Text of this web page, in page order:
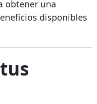
obtener una
disponibles